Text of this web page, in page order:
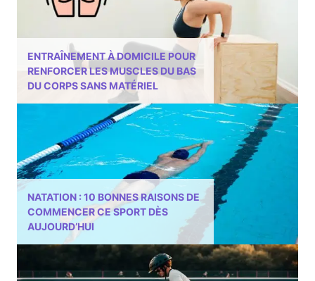
ENTRAÎNEMENT À DOMICILE POUR
RENFORCER LES MUSCLES DU BAS
DU CORPS SANS MATÉRIEL
NATATION : 10 BONNES RAISONS DE
COMMENCER CE SPORT DÈS
AUJOURD’HUI